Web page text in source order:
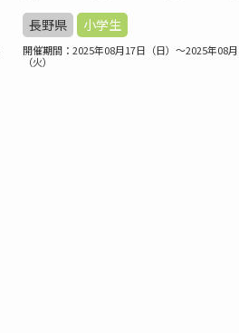
長野県 小学生
開催期間：2025年08月17日（日）～2025年08
（火）